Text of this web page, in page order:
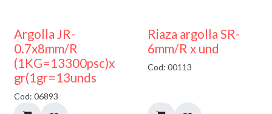
Argolla JR-
0.7x8mm/R
(1KG=13300psc)x
gr(1gr=13unds
Cod: 06893
Riaza argolla SR-
6mm/R x und
Cod: 00113